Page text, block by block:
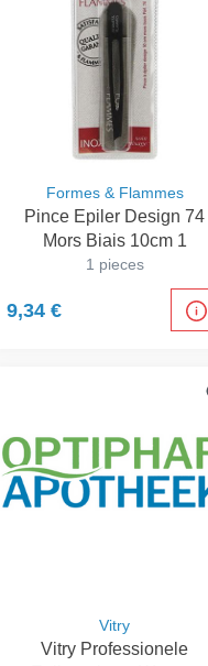
Formes & Flammes
Pince Epiler Design 74
Mors Biais 10cm 1
1 pieces
9,34 €
Vitry
Vitry Professionele